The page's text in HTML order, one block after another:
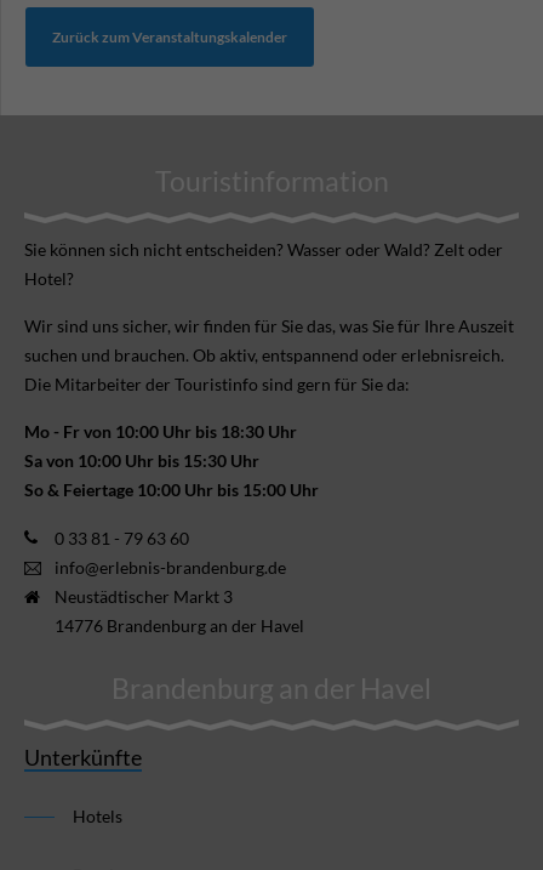
Zurück zum Veranstaltungskalender
Touristinformation
Sie können sich nicht ent­scheiden? Wasser oder Wald? Zelt oder
Hotel?
Wir sind uns sicher, wir finden für Sie das, was Sie für Ihre Aus­zeit
suchen und brauchen. Ob aktiv, ent­spannend oder erlebnis­reich.
Die Mitarbeiter der Touristinfo sind gern für Sie da:
Mo - Fr von 10:00 Uhr bis 18:30 Uhr
Sa von 10:00 Uhr bis 15:30 Uhr
So & Feiertage 10:00 Uhr bis 15:00 Uhr
0 33 81 - 79 63 60
info@erlebnis-brandenburg.de
Neustädtischer Markt 3
14776 Brandenburg an der Havel
Brandenburg an der Havel
Unterkünfte
Hotels